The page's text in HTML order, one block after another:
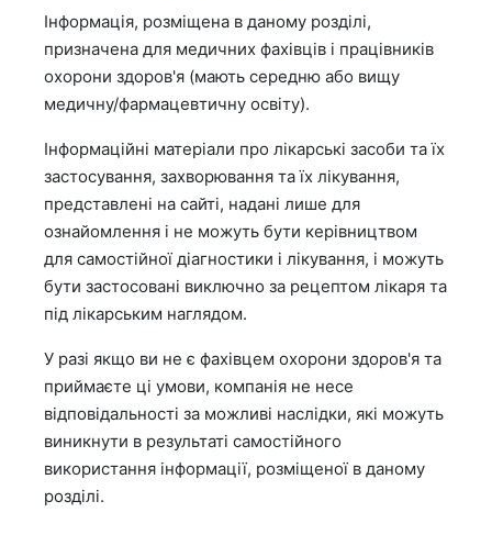
Інформація, розміщена в даному розділі,
призначена для медичних фахівців і працівників
охорони здоров'я (мають середню або вищу
медичну/фармацевтичну освіту).
Інформаційні матеріали про лікарські засоби та їх
застосування, захворювання та їх лікування,
представлені на сайті, надані лише для
ознайомлення і не можуть бути керівництвом
для самостійної діагностики і лікування, і можуть
бути застосовані виключно за рецептом лікаря та
під лікарським наглядом.
У разі якщо ви не є фахівцем охорони здоров'я та
приймаєте ці умови, компанія не несе
відповідальності за можливі наслідки, які можуть
виникнути в результаті самостійного
використання інформації, розміщеної в даному
розділі.